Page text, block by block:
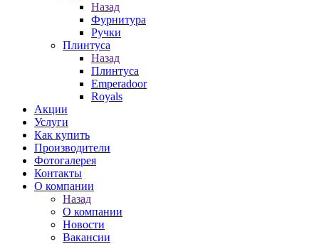
Назад
Фурнитура
Ручки
Плинтуса
Назад
Плинтуса
Emperadoor
Royals
Акции
Услуги
Как купить
Производители
Фотогалерея
Контакты
О компании
Назад
О компании
Новости
Вакансии